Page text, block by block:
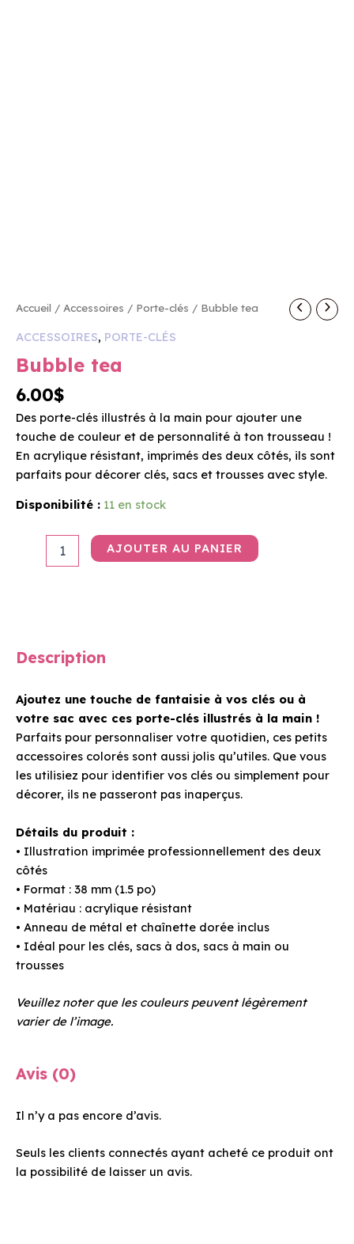
Accueil / Accessoires / Porte-clés / Bubble tea
ACCESSOIRES, PORTE-CLÉS
Bubble tea
6.00$
Des porte-clés illustrés à la main pour ajouter une
touche de couleur et de personnalité à ton trousseau !
En acrylique résistant, imprimés des deux côtés, ils sont
parfaits pour décorer clés, sacs et trousses avec style.
Disponibilité : 11 en stock
quantité
Bubble
AJOUTER AU PANIER
Description
Ajoutez une touche de fantaisie à vos clés ou à
votre sac avec ces porte-clés illustrés à la main !
Parfaits pour personnaliser votre quotidien, ces petits
accessoires colorés sont aussi jolis qu’utiles. Que vous
les utilisiez pour identifier vos clés ou simplement pour
décorer, ils ne passeront pas inaperçus.
Détails du produit :
• Illustration imprimée professionnellement des deux
côtés
• Format : 38 mm (1.5 po)
• Matériau : acrylique résistant
• Anneau de métal et chaînette dorée inclus
• Idéal pour les clés, sacs à dos, sacs à main ou
trousses
Veuillez noter que les couleurs peuvent légèrement
varier de l’image.
Avis (0)
Il n’y a pas encore d’avis.
Seuls les clients connectés ayant acheté ce produit ont
la possibilité de laisser un avis.